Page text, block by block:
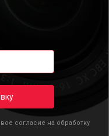
согласие на обработку